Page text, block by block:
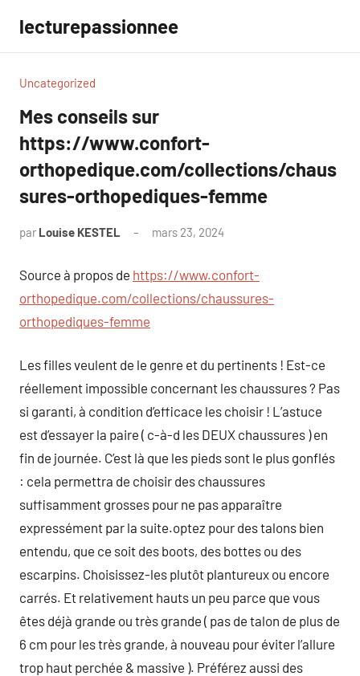
contenu
lecturepassionnee
Uncategorized
Mes conseils sur
https://www.confort-
orthopedique.com/collections/chaus
sures-orthopediques-femme
par Louise KESTEL mars 23, 2024
Source à propos de https://www.confort-
orthopedique.com/collections/chaussures-
orthopediques-femme
Les filles veulent de le genre et du pertinents ! Est-ce
réellement impossible concernant les chaussures ? Pas
si garanti, à condition d’efficace les choisir ! L’astuce
est d’essayer la paire ( c-à-d les DEUX chaussures ) en
fin de journée. C’est là que les pieds sont le plus gonflés
: cela permettra de choisir des chaussures
suffisamment grosses pour ne pas apparaître
expressément par la suite.optez pour des talons bien
entendu, que ce soit des boots, des bottes ou des
escarpins. Choisissez-les plutôt plantureux ou encore
carrés. Et relativement hauts un peu parce que vous
êtes déjà grande ou très grande ( pas de talon de plus de
6 cm pour les très grande, à nouveau pour éviter l’allure
trop haut perchée & massive ). Préférez aussi des